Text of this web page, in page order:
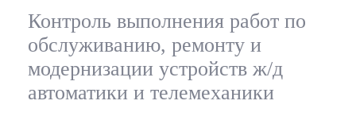
Контроль выполнения работ по
обслуживанию, ремонту и
модернизации устройств ж/д
автоматики и телемеханики